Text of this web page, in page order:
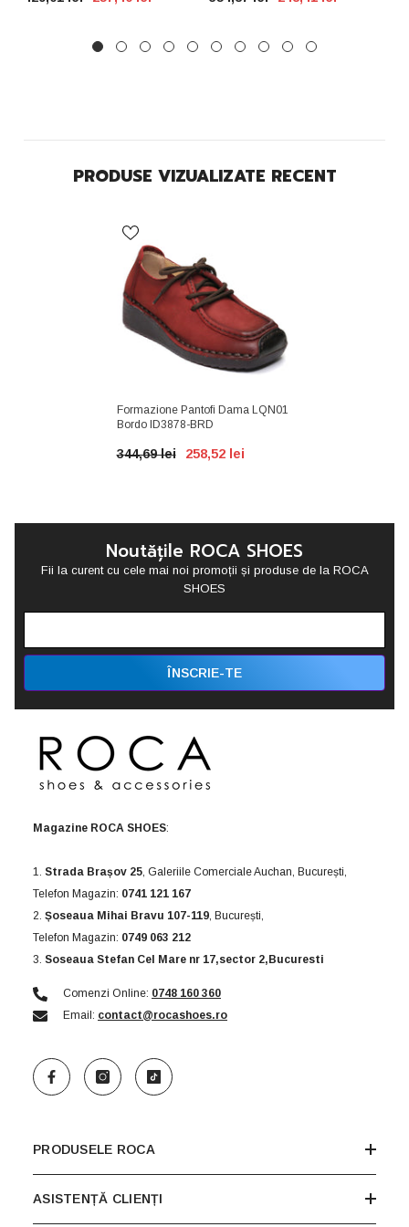
PRODUSE VIZUALIZATE RECENT
Formazione Pantofi Dama LQN01
Bordo ID3878-BRD
344,69 lei 258,52 lei
Noutățile ROCA SHOES
Fii la curent cu cele mai noi promoții și produse de la ROCA
SHOES
ÎNSCRIE-TE
Magazine ROCA SHOES:
1. Strada Brașov 25, Galeriile Comerciale Auchan, București,
Telefon Magazin: 0741 121 167
2. Șoseaua Mihai Bravu 107-119, București,
Telefon Magazin: 0749 063 212
3. Soseaua Stefan Cel Mare nr 17,sector 2,Bucuresti
Comenzi Online: 0748 160 360
Email: contact@rocashoes.ro
PRODUSELE ROCA
ASISTENȚĂ CLIENȚI